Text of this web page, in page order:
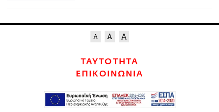
ΤΑΥΤΟΤΗΤΑ
ΕΠΙΚΟΙΝΩΝΙΑ